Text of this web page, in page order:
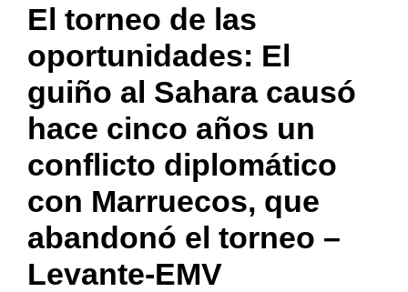
El torneo de las
oportunidades: El
guiño al Sahara causó
hace cinco años un
conflicto diplomático
con Marruecos, que
abandonó el torneo –
Levante-EMV